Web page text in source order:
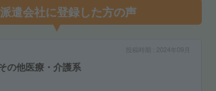
遣会社に登録した方の声
2024年09月
の他医療・介護系